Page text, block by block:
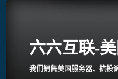
六六互联-
我们销售美国服务器、抗投